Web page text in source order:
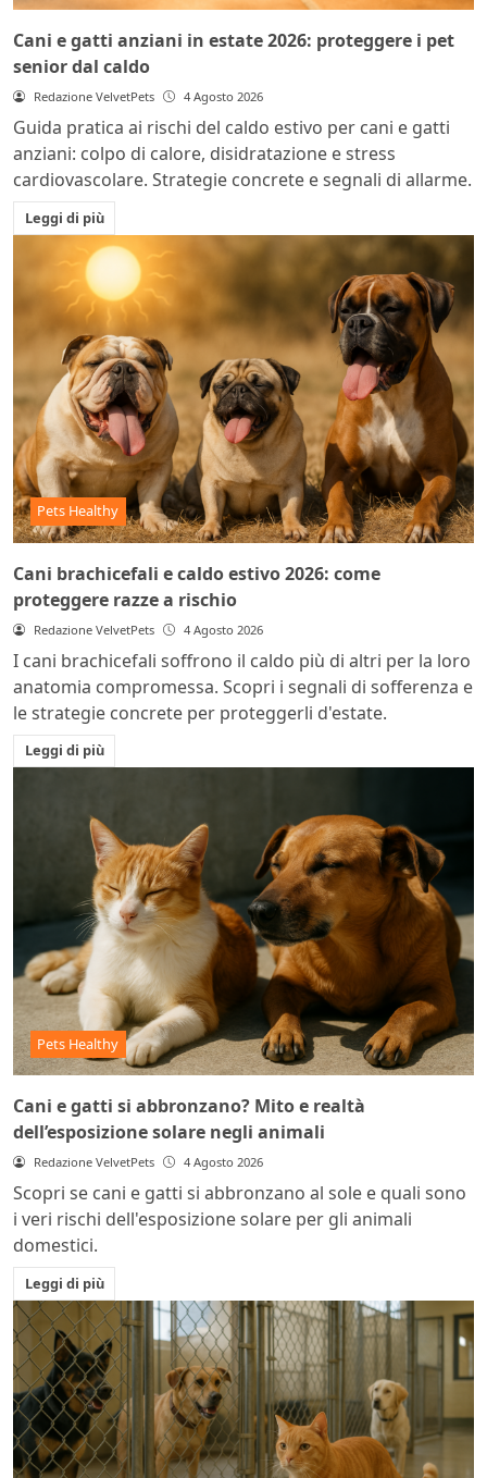
Cani e gatti anziani in estate 2026: proteggere i pet
senior dal caldo
Redazione VelvetPets 4 Agosto 2026
Guida pratica ai rischi del caldo estivo per cani e gatti
anziani: colpo di calore, disidratazione e stress
cardiovascolare. Strategie concrete e segnali di allarme.
Leggi di più
Pets Healthy
Cani brachicefali e caldo estivo 2026: come
proteggere razze a rischio
Redazione VelvetPets 4 Agosto 2026
I cani brachicefali soffrono il caldo più di altri per la loro
anatomia compromessa. Scopri i segnali di sofferenza e
le strategie concrete per proteggerli d'estate.
Leggi di più
Pets Healthy
Cani e gatti si abbronzano? Mito e realtà
dell’esposizione solare negli animali
Redazione VelvetPets 4 Agosto 2026
Scopri se cani e gatti si abbronzano al sole e quali sono
i veri rischi dell'esposizione solare per gli animali
domestici.
Leggi di più